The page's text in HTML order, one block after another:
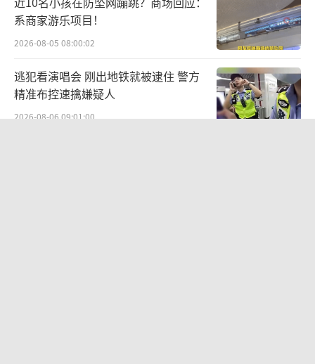
系商家游乐项目！
2026-08-05 08:00:02
逃犯看演唱会 刚出地铁就被逮住 警方
精准布控速擒嫌疑人
2026-08-06 09:01:00